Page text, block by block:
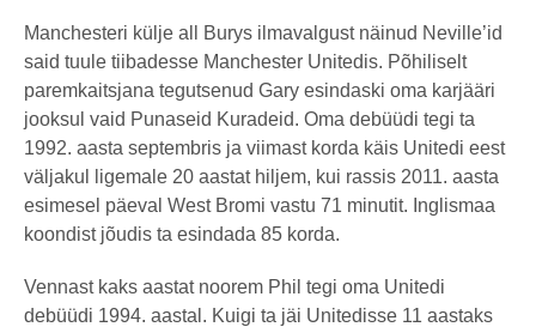
Manchesteri külje all Burys ilmavalgust näinud Neville’id
said tuule tiibadesse Manchester Unitedis. Põhiliselt
paremkaitsjana tegutsenud Gary esindaski oma karjääri
jooksul vaid Punaseid Kuradeid. Oma debüüdi tegi ta
1992. aasta septembris ja viimast korda käis Unitedi eest
väljakul ligemale 20 aastat hiljem, kui rassis 2011. aasta
esimesel päeval West Bromi vastu 71 minutit. Inglismaa
koondist jõudis ta esindada 85 korda.
Vennast kaks aastat noorem Phil tegi oma Unitedi
debüüdi 1994. aastal. Kuigi ta jäi Unitedisse 11 aastaks